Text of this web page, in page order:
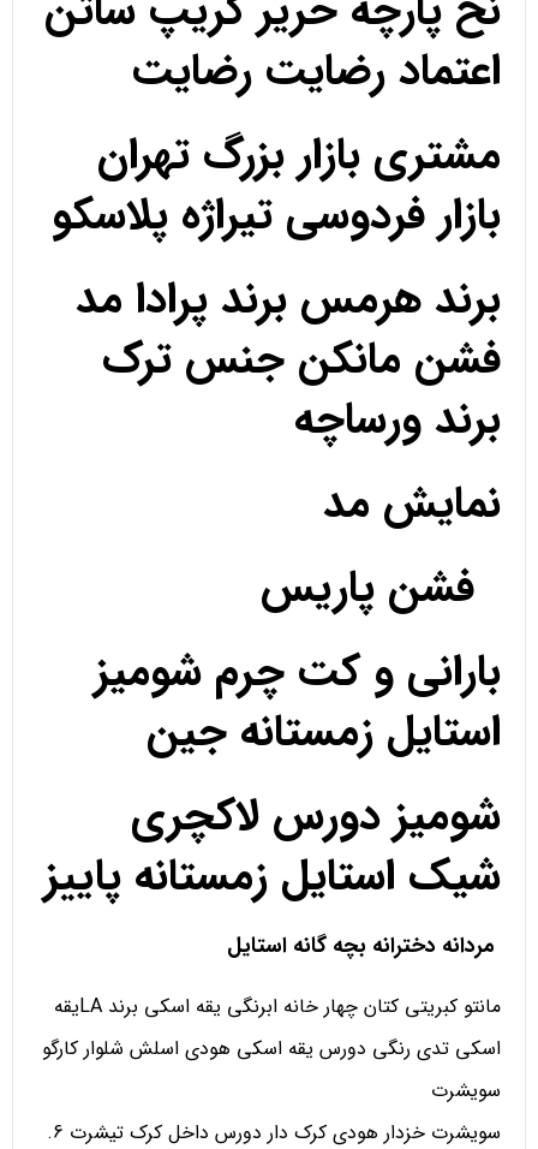
اعتماد رضایت رضایت
مشتری بازار بزرگ تهران
بازار فردوسی تیراژه پلاسکو
برند هرمس برند پرادا مد
فشن مانکن جنس ترک
برند ورساچه
نمایش مد
فشن پاریس
بارانی و کت چرم شومیز
استایل زمستانه جین
شومیز دورس لاکچری
شیک استایل زمستانه پاییز
مردانه دخترانه بچه گانه استایل
مانتو کبریتی کتان چهار خانه ابرنگی یقه اسکی برند LAیقه
اسکی تدی رنگی دورس یقه اسکی هودی اسلش شلوار کارگو
سویشرت
سویشرت خزدار هودی کرک دار دورس داخل کرک تیشرت 6.